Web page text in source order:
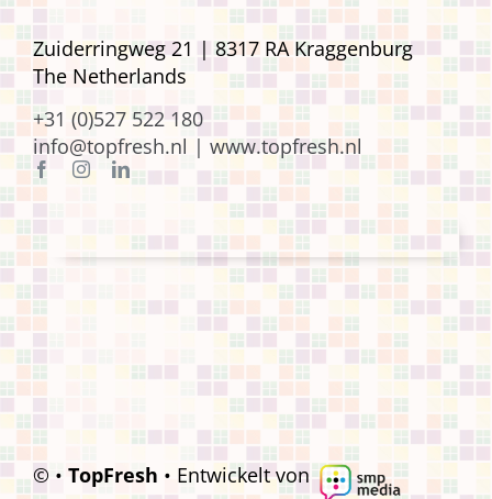
Zuiderringweg 21 | 8317 RA Kraggenburg
The Netherlands
+31 (0)527 522 180
info@topfresh.nl | www.topfresh.nl
© • TopFresh • Entwickelt von